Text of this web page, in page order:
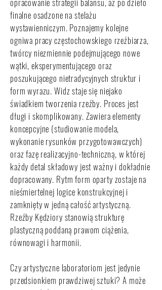
finalne osadzone na stelażu
wystawienniczym. Poznajemy kolejne
ogniwa pracy częstochowskiego rzeźbiarza,
twórcy niezmiennie podejmującego nowe
wątki, eksperymentującego oraz
poszukującego nietradycyjnych struktur i
form wyrazu. Widz staje się niejako
świadkiem tworzenia rzeźby. Proces jest
długi i skomplikowany. Zawiera elementy
koncepcyjne (studiowanie modela,
wykonanie rysunków przygotowawczych)
oraz fazę realizacyjno-techniczną, w której
każdy detal składowy jest ważny i dokładnie
dopracowany. Rytm form oparty zostaje na
nieśmiertelnej logice konstrukcyjnej i
zamknięty w jedną całość artystyczną.
Rzeźby Kędziory stanowią strukturę
plastyczną poddaną prawom ciążenia,
równowagi i harmonii.
Czy artystyczne laboratoriom jest jedynie
przedsionkiem prawdziwej sztuki? A może